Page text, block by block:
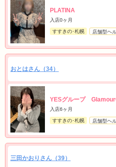
PLATINA
入店0ヶ月
すすきの･札幌 店舗型ヘ
おとはさん（34）
YESグループ
入店6ヶ月
すすきの･札幌 店舗型ヘ
三田かおりさん（39）